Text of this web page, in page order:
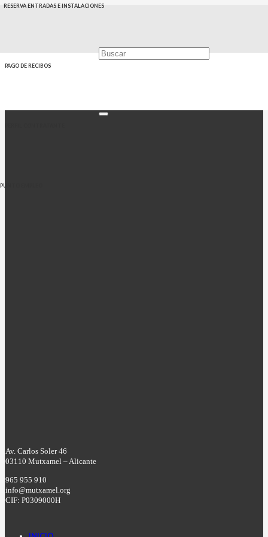
RESERVA ENTRADAS E INSTALACIONES
PAGO DE RECIBOS
PUNTO EMPLEO
Av. Carlos Soler 46
03110 Mutxamel – Alicante
965 955 910
info@mutxamel.org
CIF: P0309000H